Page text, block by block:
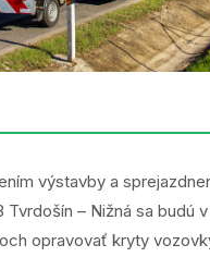
výstavby a
– Nižná sa budú v
opravovať kryty